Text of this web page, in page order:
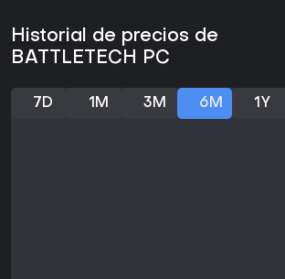
Historial de precios de
BATTLETECH PC
7D 1M 3M 6M 1Y